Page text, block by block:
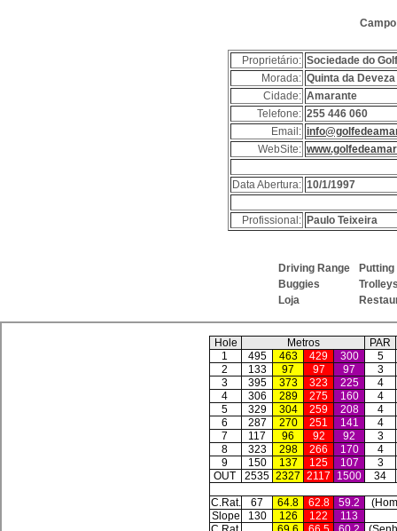
Proprietário: Sociedade do
Morada: Quinta da
Cidade: Amarante
Telefone: 255 446 060
Email:
WebSite:
Data Abertura: 10/1/1997
Profissional: Paulo Teixeira
Driving Range
Buggies
Loja